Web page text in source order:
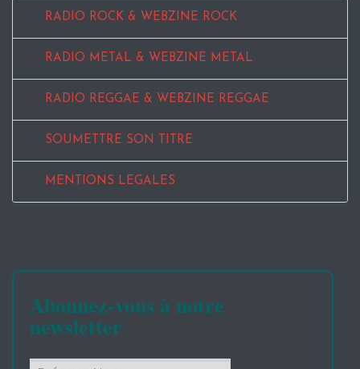
RADIO ROCK & WEBZINE ROCK
RADIO METAL & WEBZINE METAL
RADIO REGGAE & WEBZINE REGGAE
SOUMETTRE SON TITRE
MENTIONS LEGALES
Abonnez-vous à notre
newsletter